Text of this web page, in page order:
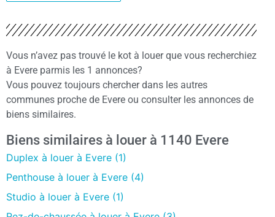
Vous n’avez pas trouvé le kot à louer que vous recherchiez
à Evere parmis les 1 annonces?
Vous pouvez toujours chercher dans les autres
communes proche de Evere ou consulter les annonces de
biens similaires.
Biens similaires à louer à 1140 Evere
Duplex à louer à Evere (1)
Penthouse à louer à Evere (4)
Studio à louer à Evere (1)